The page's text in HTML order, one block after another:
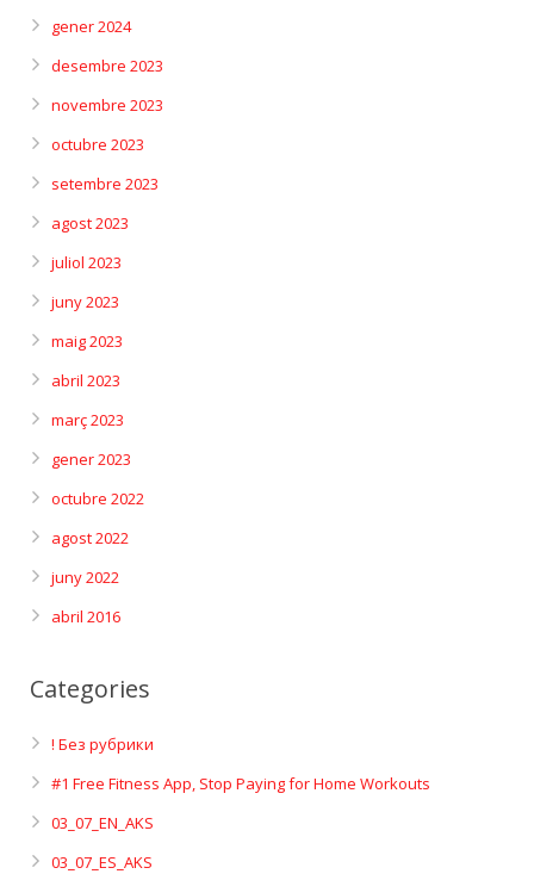
gener 2024
desembre 2023
novembre 2023
octubre 2023
setembre 2023
agost 2023
juliol 2023
juny 2023
maig 2023
abril 2023
març 2023
gener 2023
octubre 2022
agost 2022
juny 2022
abril 2016
Categories
! Без рубрики
#1 Free Fitness App, Stop Paying for Home Workouts
03_07_EN_AKS
03_07_ES_AKS